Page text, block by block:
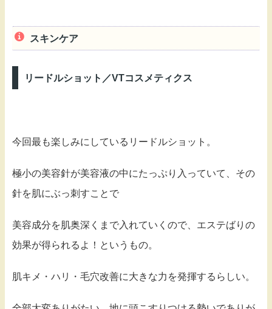
スキンケア
リードルショット／VTコスメティクス
今回最も楽しみにしているリードルショット。
極小の美容針が美容液の中にたっぷり入っていて、その
針を肌にぶっ刺すことで
美容成分を肌奥深くまで入れていくので、エステばりの
効果が得られるよ！というもの。
肌キメ・ハリ・毛穴改善に大きな力を発揮するらしい。